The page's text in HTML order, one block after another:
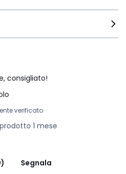
consigliato!
verificato
1 mese
Segnala